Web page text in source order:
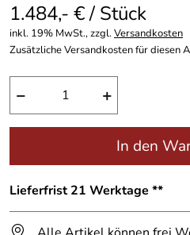
1.484,- € / Stück
inkl. 19% MwSt., zzgl.Versandkosten
Zusätzliche Versandkosten für diesen
− +
In den
Lieferfrist 21 Werktage **